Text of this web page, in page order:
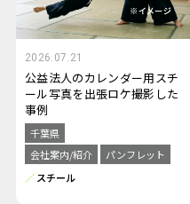
2026.07.21
公益法人のカレンダー用スチ
ール写真を出張ロケ撮影した
事例
千葉県
会社案内/紹介
パンフレット
スチール